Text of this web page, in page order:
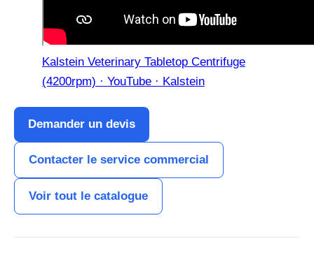
Kalstein Veterinary Tabletop Centrifuge
(4200rpm) · YouTube · Kalstein
Demander un devis
Contacter le service commercial
Voir tout le catalogue